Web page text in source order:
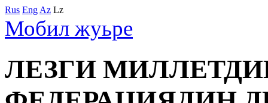
Rus Eng Az Lz
Мобил жуьре
ЛЕЗГИ